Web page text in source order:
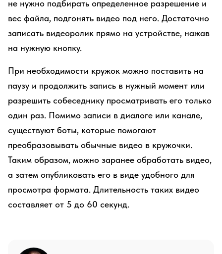
не нужно подбирать определенное разрешение и
вес файла, подгонять видео под него. Достаточно
записать видеоролик прямо на устройстве, нажав
на нужную кнопку.
При необходимости кружок можно поставить на
паузу и продолжить запись в нужный момент или
разрешить собеседнику просматривать его только
один раз. Помимо записи в диалоге или канале,
существуют боты, которые помогают
преобразовывать обычные видео в кружочки.
Таким образом, можно заранее обработать видео,
а затем опубликовать его в виде удобного для
просмотра формата. Длительность таких видео
составляет от 5 до 60 секунд.